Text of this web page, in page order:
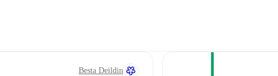
Besta Deildin